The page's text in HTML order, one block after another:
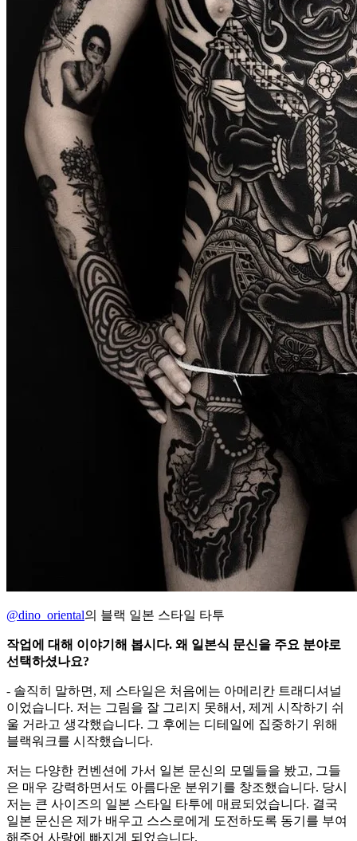
@dino_oriental의 블랙 일본 스타일 타투
작업에 대해 이야기해 봅시다. 왜 일본식 문신을 주요 분야로
선택하셨나요?
- 솔직히 말하면, 제 스타일은 처음에는 아메리칸 트래디셔널
이었습니다. 저는 그림을 잘 그리지 못해서, 제게 시작하기 쉬
울 거라고 생각했습니다. 그 후에는 디테일에 집중하기 위해
블랙워크를 시작했습니다.
저는 다양한 컨벤션에 가서 일본 문신의 모델들을 봤고, 그들
은 매우 강력하면서도 아름다운 분위기를 창조했습니다. 당시
저는 큰 사이즈의 일본 스타일 타투에 매료되었습니다. 결국
일본 문신은 제가 배우고 스스로에게 도전하도록 동기를 부여
해주어 사랑에 빠지게 되었습니다.